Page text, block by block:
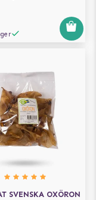
SVENSKA OXÖRON